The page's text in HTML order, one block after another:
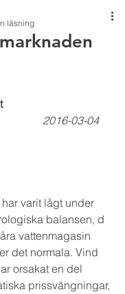
läsning
2016-03-04
varit lågt under
balansen, d
vattenmagasin
det normala. Vind
orsakat en del
prissvängningar,